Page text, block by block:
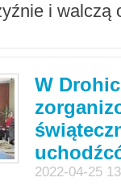
i walczą
W
2022-04-25